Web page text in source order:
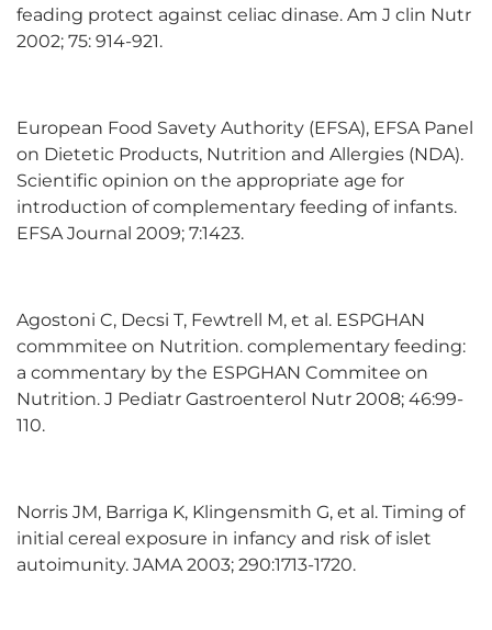
feading protect against celiac dinase. Am J clin Nutr
2002; 75: 914-921.
European Food Savety Authority (EFSA), EFSA Panel
on Dietetic Products, Nutrition and Allergies (NDA).
Scientific opinion on the appropriate age for
introduction of complementary feeding of infants.
EFSA Journal 2009; 7:1423.
Agostoni C, Decsi T, Fewtrell M, et al. ESPGHAN
commmitee on Nutrition. complementary feeding:
a commentary by the ESPGHAN Commitee on
Nutrition. J Pediatr Gastroenterol Nutr 2008; 46:99-
110.
Norris JM, Barriga K, Klingensmith G, et al. Timing of
initial cereal exposure in infancy and risk of islet
autoimunity. JAMA 2003; 290:1713-1720.